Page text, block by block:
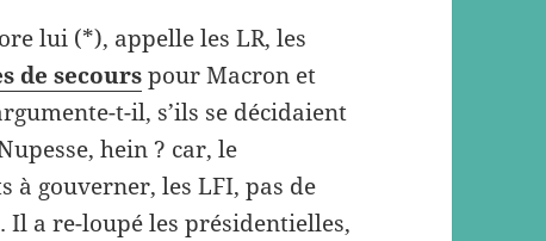
lui (*), appelle les LR, les
de secourspour Macron et
t-il, s’ils se décidaient
hein ? car, le
à gouverner, les LFI, pas de
a re-loupé les présidentielles,